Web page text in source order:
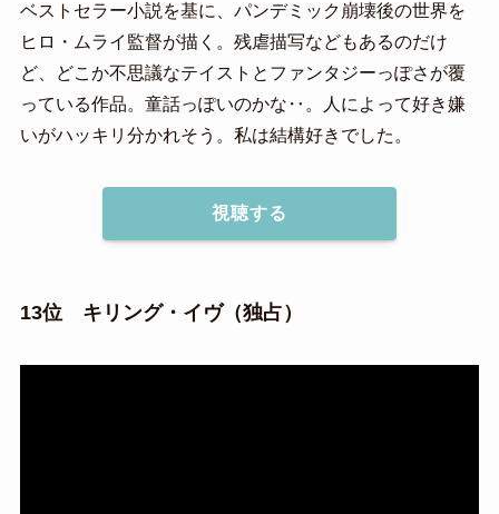
ベストセラー小説を基に、パンデミック崩壊後の世界を
ヒロ・ムライ監督が描く。残虐描写などもあるのだけ
ど、どこか不思議なテイストとファンタジーっぽさが覆
っている作品。童話っぽいのかな‥。人によって好き嫌
いがハッキリ分かれそう。私は結構好きでした。
視聴する
13位 キリング・イヴ（独占）